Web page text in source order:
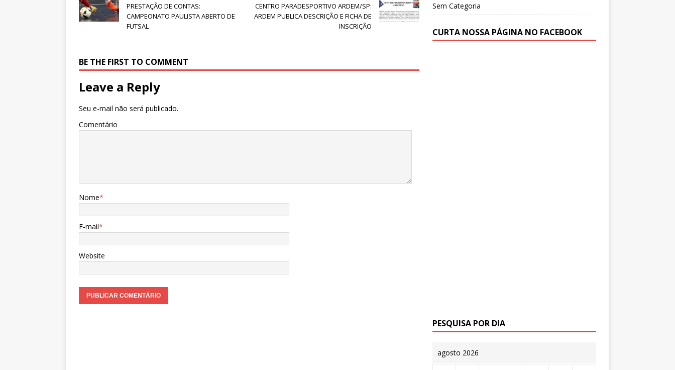
PRESTAÇÃO DE CONTAS:
CAMPEONATO PAULISTA ABERTO DE
FUTSAL
CENTRO PARADESPORTIVO ARDEM/SP:
ARDEM PUBLICA DESCRIÇÃO E FICHA DE
INSCRIÇÃO
BE THE FIRST TO COMMENT
Leave a Reply
Seu e-mail não será publicado.
Comentário
Nome*
E-mail*
Website
Sem Categoria
CURTA NOSSA PÁGINA NO FACEBOOK
PESQUISA POR DIA
agosto 2026